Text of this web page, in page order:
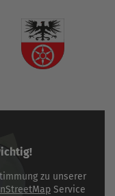
zu unserer
Service